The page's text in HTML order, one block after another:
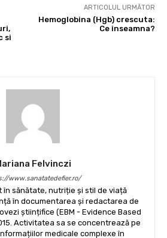
si
ARTICOLUL URMĂTOR
Hemoglobina (Hgb) crescuta:
Ce inseamna?
Felvinczi
www.sanatatedefier.ro/
în sănătate, nutriție și stil de viață
în documentarea și redactarea de
științifice (EBM - Evidence Based
Activitatea sa se concentrează pe
medicale complexe în